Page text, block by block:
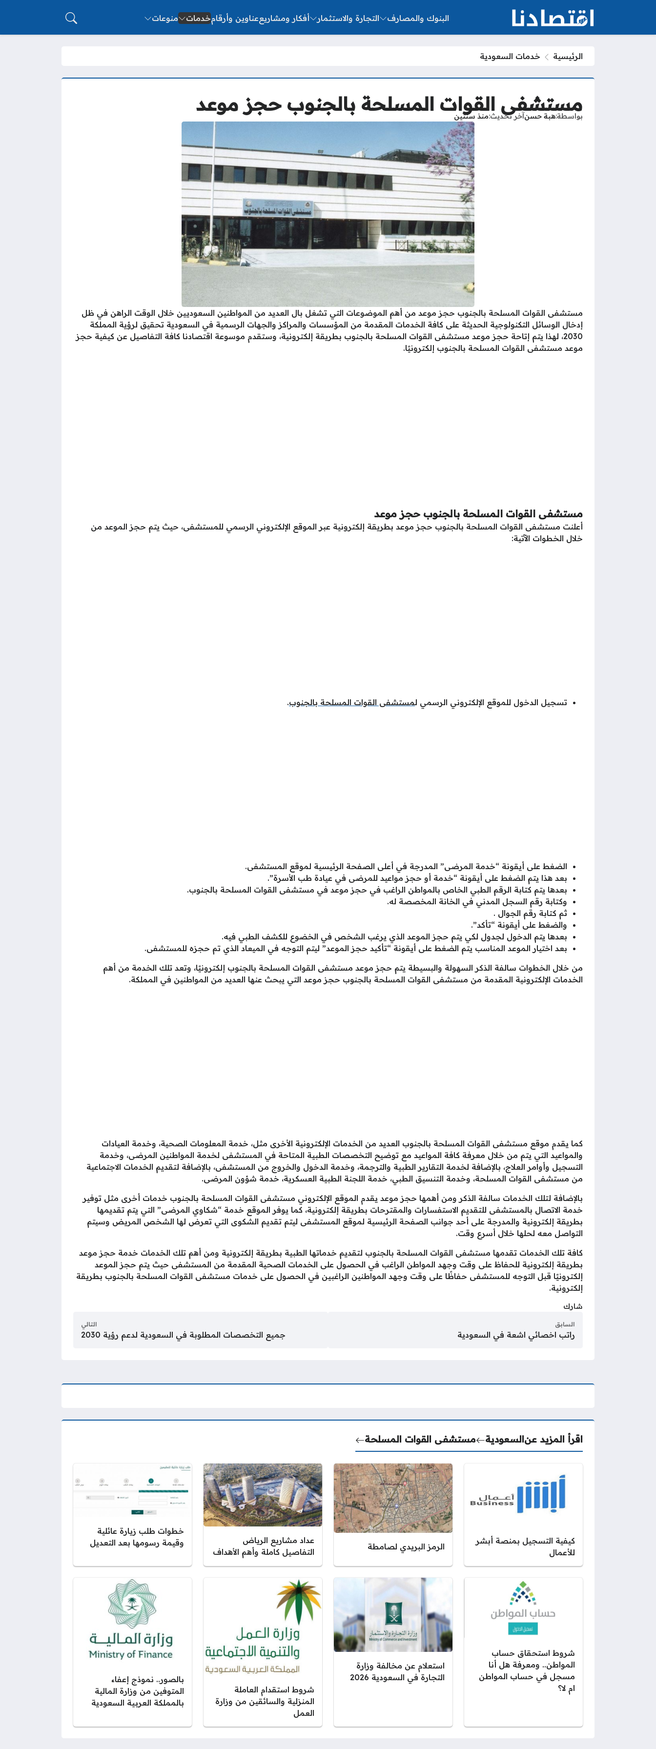
البنوك والمصارف التجارة والاستثمار أفكار ومشاريععناوين وأرقامخدمات منوعات
الرئيسية خدمات السعودية
مستشفى القوات المسلحة بالجنوب حجز موعد
بواسطةهبة حسنآخر تحديث منذ سنتين
مستشفى القوات المسلحة بالجنوب حجز موعد من أهم الموضوعات التي تشغل بال العديد من المواطنين السعوديين خلال الوقت الراهن في ظل
إدخال الوسائل التكنولوجية الحديثة على كافة الخدمات المقدمة من المؤسسات والمراكز والجهات الرسمية في السعودية تحقيق لرؤية المملكة
2030، لهذا يتم إتاحة حجز موعد مستشفى القوات المسلحة بالجنوب بطريقة إلكترونية، وستقدم موسوعة اقتصادنا كافة التفاصيل عن كيفية حجز
موعد مستشفى القوات المسلحة بالجنوب إلكترونيًا.
مستشفى القوات المسلحة بالجنوب حجز موعد
أعلنت مستشفى القوات المسلحة بالجنوب حجز موعد بطريقة إلكترونية عبر الموقع الإلكتروني الرسمي للمستشفى، حيث يتم حجز الموعد من
خلال الخطوات الآتية:
تسجيل الدخول للموقع الإلكتروني الرسمي لمستشفى القوات المسلحة بالجنوب.
الضغط على أيقونة “خدمة المرضى” المدرجة في أعلى الصفحة الرئيسية لموقع المستشفى.
بعد هذا يتم الضغط على أيقونة “خدمة أو حجز مواعيد للمرضى في عيادة طب الأسرة”.
بعدها يتم كتابة الرقم الطبي الخاص بالمواطن الراغب في حجز موعد في مستشفى القوات المسلحة بالجنوب.
وكتابة رقم السجل المدني في الخانة المخصصة له.
ثم كتابة رقم الجوال .
والضغط على أيقونة “تأكد”.
بعدها يتم الدخول لجدول لكي يتم حجز الموعد الذي يرغب الشخص في الخضوع للكشف الطبي فيه.
بعد اختيار الموعد المناسب يتم الضغط على أيقونة “تأكيد حجز الموعد” ليتم التوجه في الميعاد الذي تم حجزه للمستشفى.
من خلال الخطوات سالفة الذكر السهولة والبسيطة يتم حجز موعد مستشفى القوات المسلحة بالجنوب إلكترونيًا، وتعد تلك الخدمة من أهم
الخدمات الإلكترونية المقدمة من مستشفى القوات المسلحة بالجنوب حجز موعد التي يبحث عنها العديد من المواطنين في المملكة.
كما يقدم موقع مستشفى القوات المسلحة بالجنوب العديد من الخدمات الإلكترونية الأخرى مثل، خدمة المعلومات الصحية، وخدمة العيادات
والمواعيد التي يتم من خلال معرفة كافة المواعيد مع توضيح التخصصات الطبية المتاحة في المستشفى لخدمة المواطنين المرضى، وخدمة
التسجيل وأوامر العلاج، بالإضافة لخدمة التقارير الطبية والترجمة، وخدمة الدخول والخروج من المستشفى، بالإضافة لتقديم الخدمات الاجتماعية
من مستشفى القوات المسلحة، وخدمة التنسيق الطبي، خدمة اللجنة الطبية العسكرية، خدمة شؤون المرضى.
بالإضافة لتلك الخدمات سالفة الذكر ومن أهمها حجز موعد يقدم الموقع الإلكتروني مستشفى القوات المسلحة بالجنوب خدمات أخرى مثل توفير
خدمة الاتصال بالمستشفى للتقديم الاستفسارات والمقترحات بطريقة إلكترونية، كما يوفر الموقع خدمة “شكاوي المرضى” التي يتم تقديمها
بطريقة إلكترونية والمدرجة على أحد جوانب الصفحة الرئيسية لموقع المستشفى ليتم تقديم الشكوى التي تعرض لها الشخص المريض وسيتم
التواصل معه لحلها خلال أسرع وقت.
كافة تلك الخدمات تقدمها مستشفى القوات المسلحة بالجنوب لتقديم خدماتها الطبية بطريقة إلكترونية ومن أهم تلك الخدمات خدمة حجز موعد
بطريقة إلكترونية للحفاظ على وقت وجهد المواطن الراغب في الحصول على الخدمات الصحية المقدمة من المستشفى حيث يتم حجز الموعد
إلكترونيًا قبل التوجه للمستشفى حفاظًا على وقت وجهد المواطنين الراغبين في الحصول على خدمات مستشفى القوات المسلحة بالجنوب بطريقة
إلكترونية.
شارك
السابق
راتب اخصائي اشعة في السعودية
التالي
جميع التخصصات المطلوبة في السعودية لدعم رؤية 2030
اقرأ المزيد عنالسعودية مستشفى القوات المسلحة
كيفية التسجيل بمنصة أبشر
للأعمال
الرمز البريدي لصامطة
عداد مشاريع الرياض
التفاصيل كاملة وأهم الأهداف
خطوات طلب زيارة عائلية
وقيمة رسومها بعد التعديل
شروط استحقاق حساب
المواطن.. ومعرفة هل أنا
مسجل في حساب المواطن
ام لا؟
استعلام عن مخالفة وزارة
التجارة في السعودية 2026
شروط استقدام العاملة
المنزلية والسائقين من وزارة
العمل
بالصور.. نموذج إعفاء
المتوفين من وزارة المالية
بالمملكة العربية السعودية